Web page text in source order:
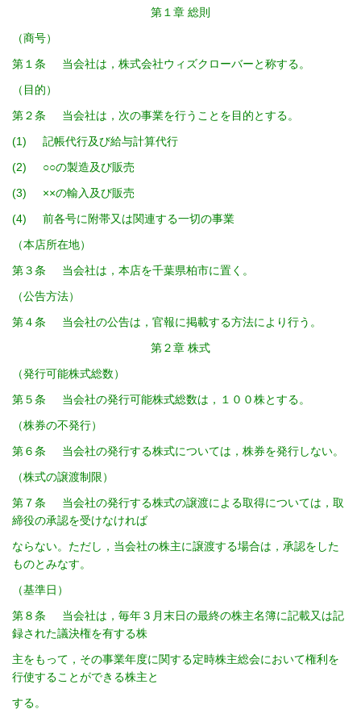
第１章 総則
（商号）
第１条 当会社は，株式会社ウィズクローバーと称する。
（目的）
第２条 当会社は，次の事業を行うことを目的とする。
(1) 記帳代行及び給与計算代行
(2) ○○の製造及び販売
(3) ××の輸入及び販売
(4) 前各号に附帯又は関連する一切の事業
（本店所在地）
第３条 当会社は，本店を千葉県柏市に置く。
（公告方法）
第４条 当会社の公告は，官報に掲載する方法により行う。
第２章 株式
（発行可能株式総数）
第５条 当会社の発行可能株式総数は，１００株とする。
（株券の不発行）
第６条 当会社の発行する株式については，株券を発行しない。
（株式の譲渡制限）
第７条 当会社の発行する株式の譲渡による取得については，取
締役の承認を受けなければ
ならない。ただし，当会社の株主に譲渡する場合は，承認をした
ものとみなす。
（基準日）
第８条 当会社は，毎年３月末日の最終の株主名簿に記載又は記
録された議決権を有する株
主をもって，その事業年度に関する定時株主総会において権利を
行使することができる株主と
する。